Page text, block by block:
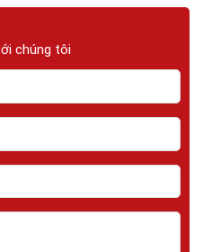
chúng tôi